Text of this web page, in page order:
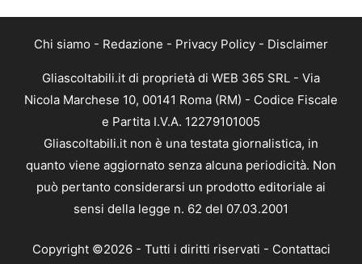
Chi siamo - Redazione - Privacy Policy - Disclaimer
Gliascoltabili.it di proprietà di WEB 365 SRL - Via
Nicola Marchese 10, 00141 Roma (RM) - Codice Fiscale
e Partita I.V.A. 12279101005
Gliascoltabili.it non è una testata giornalistica, in
quanto viene aggiornato senza alcuna periodicità. Non
può pertanto considerarsi un prodotto editoriale ai
sensi della legge n. 62 del 07.03.2001
Copyright ©2026 - Tutti i diritti riservati - Contattaci